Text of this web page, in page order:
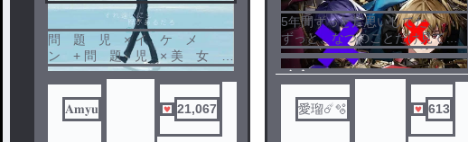
結】
問 題 児 × イ ケ メ
ン + 問 題 児 × 美 女 =
？
𝐀𝐦𝐲𝐮 21,067
ノベ
5年間ずっと片思いしてた。
ずっと、なつのことだけ見て
た。
なのに___こさめと付き合ってる
なんて聞いてない。
「ごめん」じゃたりないから
愛瑠️☄️🫧 613